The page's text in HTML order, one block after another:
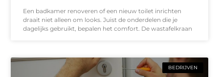
Een badkamer renoveren of een nieuw toilet inrichten
draait niet alleen om looks. Juist de onderdelen die je
dagelijks gebruikt, bepalen het comfort. De wastafelkraan
BEDRIJVEN